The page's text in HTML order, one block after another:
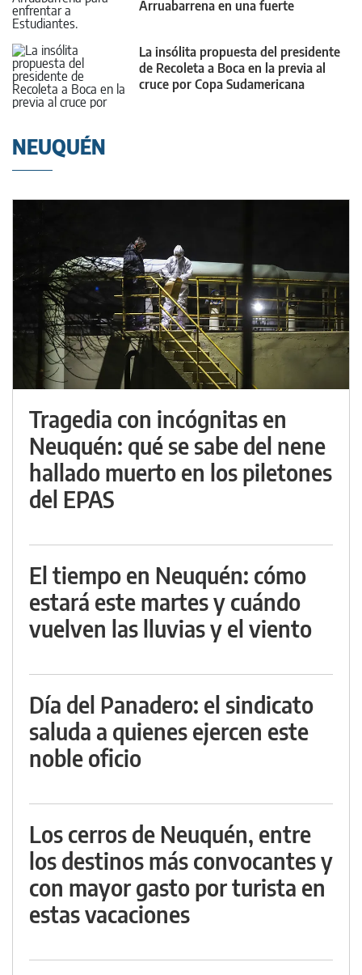
Arruabarrena en una fuerte
La insólita propuesta del presidente
de Recoleta a Boca en la previa al
cruce por Copa Sudamericana
NEUQUÉN
Tragedia con incógnitas en
Neuquén: qué se sabe del nene
hallado muerto en los piletones
del EPAS
El tiempo en Neuquén: cómo
estará este martes y cuándo
vuelven las lluvias y el viento
Día del Panadero: el sindicato
saluda a quienes ejercen este
noble oficio
Los cerros de Neuquén, entre
los destinos más convocantes y
con mayor gasto por turista en
estas vacaciones